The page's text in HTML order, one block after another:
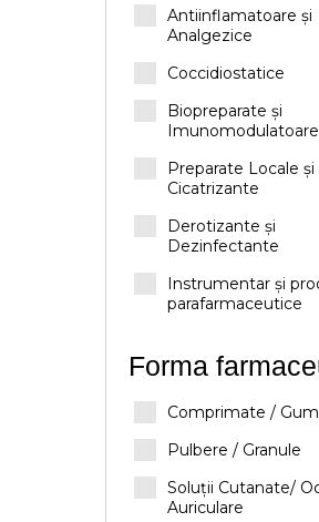
Antiinflamatoare și
Analgezice
Coccidiostatice
Biopreparate și
Imunomodulatoare
Preparate Locale și
Cicatrizante
Derotizante și
Dezinfectante
Instrumentar și
parafarmaceutice
Forma
Comprimate /
Pulbere / Granule
Soluții Cutanate/
Auriculare